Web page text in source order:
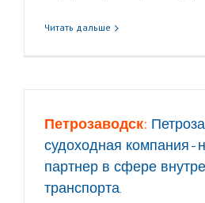
Читать дальше
Петрозаводск:
судоходная компания-
партнер в сфере
транспорта.